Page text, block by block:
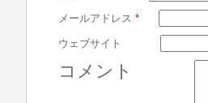
メールアドレス *
ウェブサイト
コメント